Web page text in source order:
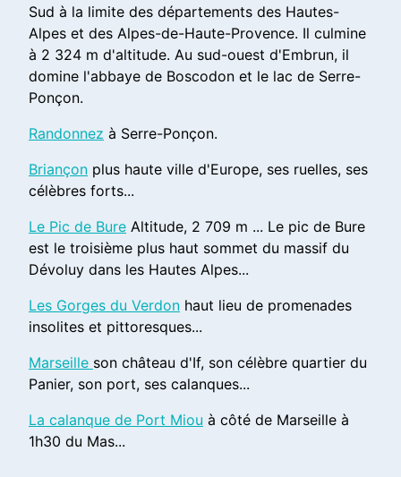
Sud à la limite des départements des Hautes-
Alpes et des Alpes-de-Haute-Provence. Il culmine
à 2 324 m d'altitude. Au sud-ouest d'Embrun, il
domine l'abbaye de Boscodon et le lac de Serre-
Ponçon.
Randonnez à Serre-Ponçon.
Briançon plus haute ville d'Europe, ses ruelles, ses
célèbres forts...
Le Pic de Bure Altitude, 2 709 m ... Le pic de Bure
est le troisième plus haut sommet du massif du
Dévoluy dans les Hautes Alpes...
Les Gorges du Verdon haut lieu de promenades
insolites et pittoresques...
Marseille son château d'If, son célèbre quartier du
Panier, son port, ses calanques...
La calanque de Port Miou à côté de Marseille à
1h30 du Mas...